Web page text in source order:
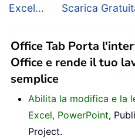
Excel...
Scarica
Office Tab Porta
Office e rende il tuo
semplice
Abilita la modifica e la
Excel, PowerPoint,
Project.